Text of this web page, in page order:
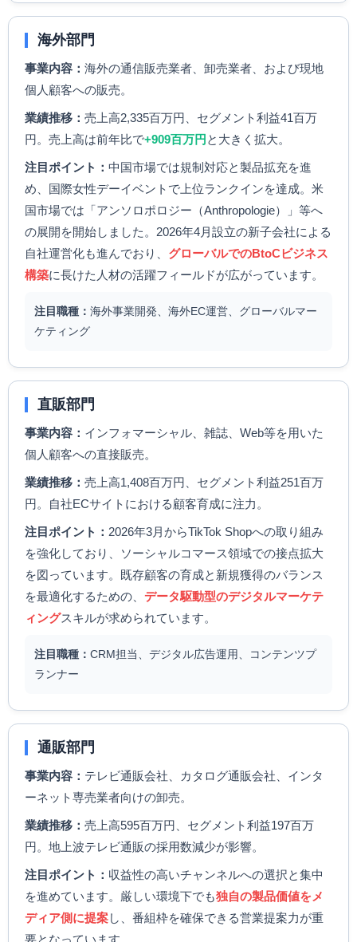
海外部門
事業内容： 海外の通信販売業者、卸売業者、および現地
個人顧客への販売。
業績推移： 売上高2,335百万円、セグメント利益41百万
円。売上高は前年比で+909百万円 と大きく拡大。
注目ポイント： 中国市場では規制対応と製品拡充を進
め、国際女性デーイベントで上位ランクインを達成。米
国市場では「アンソロポロジー（Anthropologie）」等へ
の展開を開始しました。2026年4月設立の新子会社による
自社運営化も進んでおり、 グローバルでのBtoCビジネス
構築に長けた人材の活躍フィールドが広がっています。
注目職種： 海外事業開発、海外EC運営、グローバルマー
ケティング
直販部門
事業内容： インフォマーシャル、雑誌、Web等を用いた
個人顧客への直接販売。
業績推移： 売上高1,408百万円、セグメント利益251百万
円。自社ECサイトにおける顧客育成に注力。
注目ポイント： 2026年3月からTikTok Shopへの取り組み
を強化しており、ソーシャルコマース領域での接点拡大
を図っています。既存顧客の育成と新規獲得のバランス
を最適化するための、 データ駆動型のデジタルマーケテ
ィングスキルが求められています。
注目職種： CRM担当、デジタル広告運用、コンテンツプ
ランナー
通販部門
事業内容： テレビ通販会社、カタログ通販会社、インタ
ーネット専売業者向けの卸売。
業績推移： 売上高595百万円、セグメント利益197百万
円。地上波テレビ通販の採用数減少が影響。
注目ポイント： 収益性の高いチャンネルへの選択と集中
を進めています。厳しい環境下でも独自の製品価値をメ
ディア側に提案し、番組枠を確保できる営業提案力が重
要となっています。